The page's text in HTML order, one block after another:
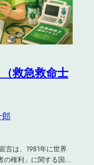
救急救命士
郎
言は、1981年に世界
の権利」に関する国…